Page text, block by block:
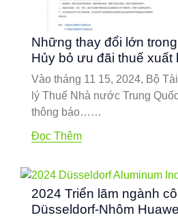
Những thay đổi lớn
Hủy bỏ ưu đãi thuế xuất
Vào tháng 11 15, 2024, Bộ
lý Thuế Nhà nước Trung
thông báo……
Đọc Thêm
2024 Triển lãm ngành
Düsseldorf-Nhôm